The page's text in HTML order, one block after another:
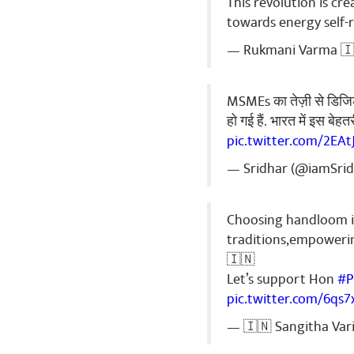
Babaji
Bharat Mata
शेअर
Kuldeep
આદરણીય
વર્ષ ની છે.
સાવરકુંડલા
થી સંગઠનની
૧ પણ
ભ્રષ્ટાચારી
આવતી. એવા
આવા બિન
કોંગ્રેસ જેવો
ભાજપને મત
towards energy self-
— Rukmani Varma
MSMEs का तेज़ी से
हो गई हैं. भारत में इस
pic.twitter.com/
— Sridhar
Choosing
🇮🇳
Let’s support Hon
pic.twitter.com/
— 🇮🇳 Sangitha